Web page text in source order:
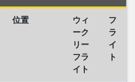
位置
ウィ
ーク
リー
フラ
イト
フ
ラ
イ
ト